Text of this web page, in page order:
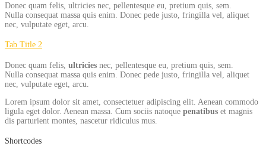
Donec quam felis, ultricies nec, pellentesque eu, pretium quis, sem.
Nulla consequat massa quis enim. Donec pede justo, fringilla vel, aliquet
nec, vulputate eget, arcu.
Tab Title 2
Donec quam felis, ultricies nec, pellentesque eu, pretium quis, sem.
Nulla consequat massa quis enim. Donec pede justo, fringilla vel, aliquet
nec, vulputate eget, arcu.
Lorem ipsum dolor sit amet, consectetuer adipiscing elit. Aenean commodo
ligula eget dolor. Aenean massa. Cum sociis natoque penatibus et magnis
dis parturient montes, nascetur ridiculus mus.
Shortcodes